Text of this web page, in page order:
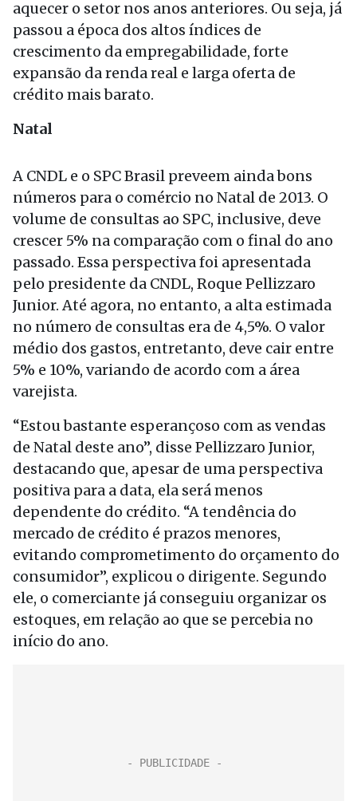
aquecer o setor nos anos anteriores. Ou seja, já
passou a época dos altos índices de
crescimento da empregabilidade, forte
expansão da renda real e larga oferta de
crédito mais barato.
Natal
A CNDL e o SPC Brasil preveem ainda bons
números para o comércio no Natal de 2013. O
volume de consultas ao SPC, inclusive, deve
crescer 5% na comparação com o final do ano
passado. Essa perspectiva foi apresentada
pelo presidente da CNDL, Roque Pellizzaro
Junior. Até agora, no entanto, a alta estimada
no número de consultas era de 4,5%. O valor
médio dos gastos, entretanto, deve cair entre
5% e 10%, variando de acordo com a área
varejista.
“Estou bastante esperançoso com as vendas
de Natal deste ano”, disse Pellizzaro Junior,
destacando que, apesar de uma perspectiva
positiva para a data, ela será menos
dependente do crédito. “A tendência do
mercado de crédito é prazos menores,
evitando comprometimento do orçamento do
consumidor”, explicou o dirigente. Segundo
ele, o comerciante já conseguiu organizar os
estoques, em relação ao que se percebia no
início do ano.